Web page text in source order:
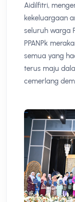
Aidilfitri,
kekeluargaan
seluruh warga
PPANPk
semua yang
terus maju
cemerlang